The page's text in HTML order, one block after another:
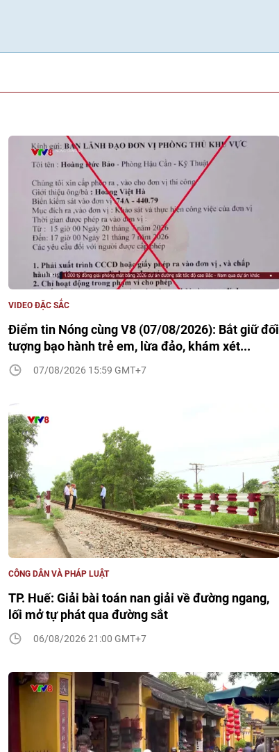
Điểm tin Nóng cùng V8 (07/08/2026): Bắt giữ đối
tượng bạo hành trẻ em, lừa đảo, khám xét...
VIDEO ĐẶC SẮC
07/08/2026 15:59 GMT+7
TP. Huế: Giải bài toán nan giải về đường ngang,
lối mở tự phát qua đường sắt
CÔNG DÂN VÀ PHÁP LUẬT
06/08/2026 21:00 GMT+7